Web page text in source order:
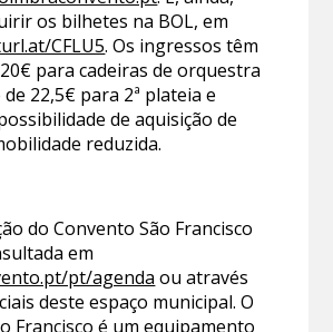
os bilhetes na BOL, em
CFLU5. Os ingressos têm
para cadeiras de orquestra
de 22,5€ para 2ª plateia e
de aquisição de
reduzida.
do Convento São Francisco
em
pt/agenda ou através
deste espaço municipal. O
Francisco é um equipamento